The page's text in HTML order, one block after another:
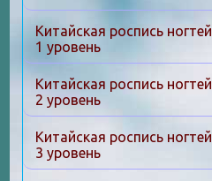
Китайская роспись ногтей
1 уровень
Китайская роспись ногтей
2 уровень
Китайская роспись ногтей
3 уровень